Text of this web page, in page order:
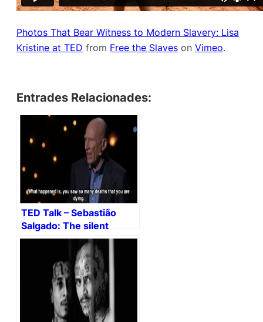
Photos That Bear Witness to Modern Slavery: Lisa
Kristine at TED from Free the Slaves on Vimeo.
Entrades Relacionades:
TED Talk – Sebastião
Salgado: The silent
drama of photography